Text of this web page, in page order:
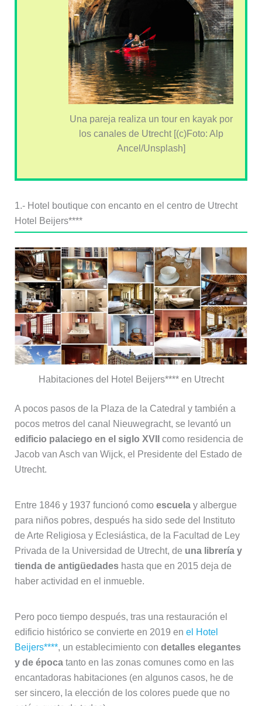
Una pareja realiza un tour en kayak por
los canales de Utrecht [(c)Foto: Alp
Ancel/Unsplash]
1.- Hotel boutique con encanto en el centro de Utrecht
Hotel Beijers****
Habitaciones del Hotel Beijers**** en Utrecht
A pocos pasos de la Plaza de la Catedral y también a
pocos metros del canal Nieuwegracht, se levantó un
edificio palaciego en el siglo XVII
como residencia de
Jacob van Asch van Wijck, el Presidente del Estado de
Utrecht.
Entre 1846 y 1937 funcionó como escuelay albergue
para niños pobres, después ha sido sede del Instituto
de Arte Religiosa y Eclesiástica, de la Facultad de Ley
Privada de la Universidad de Utrecht, de una librería y
tienda de antigüedadeshasta que en 2015 deja de
haber actividad en el inmueble.
Pero poco tiempo después, tras una restauración el
edificio histórico se convierte en 2019 en el Hotel
Beijers****, un establecimiento con detalles elegantes
y de épocatanto en las zonas comunes como en las
encantadoras habitaciones (en algunos casos, he de
ser sincero, la elección de los colores puede que no